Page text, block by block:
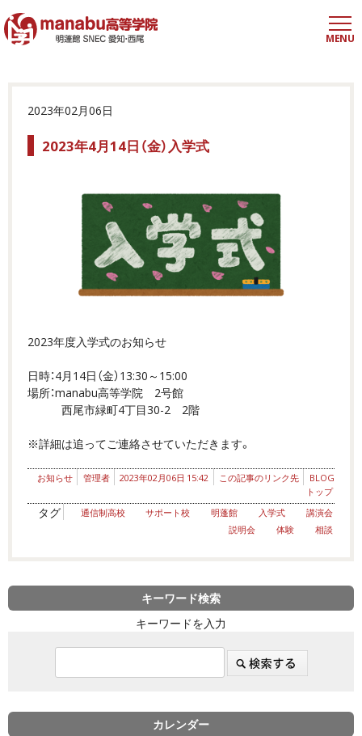
MENU
2023年02月06日
2023年4月14日（金）入学式
2023年度入学式のお知らせ
日時：4月14日（金）13:30～15:00
場所：manabu高等学院 2号館
西尾市緑町4丁目30-2 2階
※詳細は追ってご連絡させていただきます。
お知らせ 管理者 2023年02月06日 15:42 この記事のリンク先
BLOG
トップ
タグ 通信制高校 サポート校 明蓬館 入学式
講演会
説明会
体験 相談
キーワード検索
キーワードを入力
カレンダー